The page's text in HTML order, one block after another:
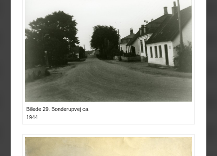
Billede 29. Bonderupvej ca.
1944